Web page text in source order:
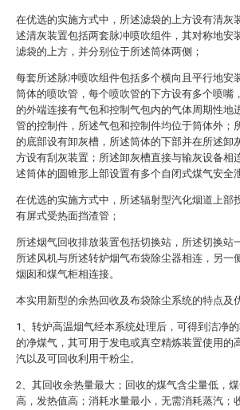
在优选的实施方式中，所述滤袋的上方设有清灰
述清灰装置包括两套脉冲喷吹组件，其对称地安
滤袋的上方，并分别位于所述筒体两侧；
每套所述脉冲喷吹组件包括多个横向且平行地安
筒体的喷吹管，每个喷吹管的下方设有多个喷嘴
的外端连接有气包和控制气包内的气体周期性地
管的控制件，所述气包和控制件均位于筒体外；
的底部设有卸灰槽，所述筒体的下部并在所述卸
方设有刮灰装置；所述卸灰槽直接与输灰设备相
述筒体的圆锥形上部设置有多个自闭式煤气安全
在优选的实施方式中，所述辐射型汽化烟道上部
有屏式受热面挡渣管；
所述烟气回收排放装置包括切换站，所述切换站
所述风机与所述转炉烟气布袋除尘器相连，另一
烟囱和煤气柜相连接。
本实用新型的余热回收及布袋除尘系统的特点及
1、转炉高温烟气经本系统处理后，可得到洁净
的净煤气，其可用于发电或真空精炼装置使用的
汽以及可回收利用干粉尘。
2、其回收余热量最大；回收的煤气含尘量低，
高，发热值高；消耗水量最小，无需消耗蒸汽；